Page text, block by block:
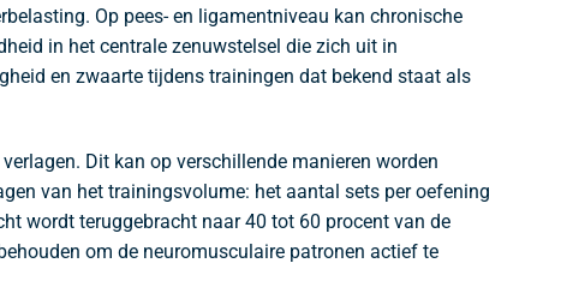
Op pees- en ligamentniveau kan chronische
in het centrale zenuwstelsel die zich uit in
en zwaarte tijdens trainingen dat bekend staat als
Dit kan op verschillende manieren worden
van het trainingsvolume: het aantal sets per oefening
wordt teruggebracht naar 40 tot 60 procent van de
om de neuromusculaire patronen actief te